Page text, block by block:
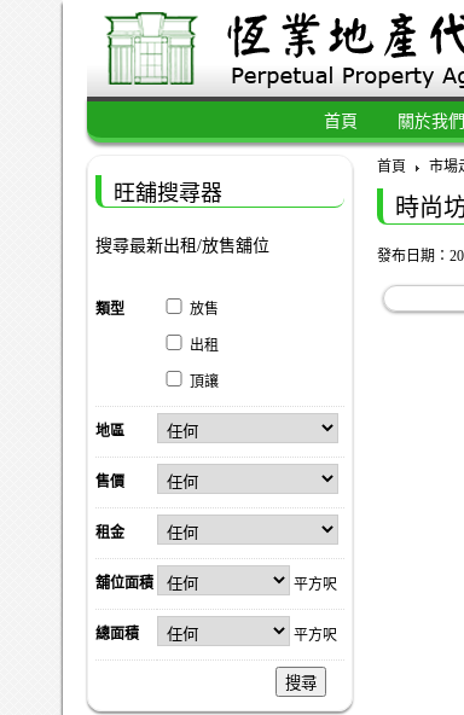
首頁 關於我們
首頁 市場
時尚
發布日期：
旺舖搜尋器
搜尋最新出租/放售舖位
類型 放售
出租
頂讓
地區
售價
租金
舖位面積 平方呎
總面積 平方呎
搜尋